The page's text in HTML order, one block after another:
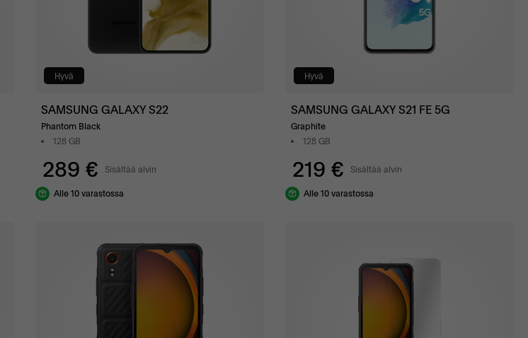
Hyvä
SAMSUNG GALAXY S22
Phantom Black
128 GB
289 € Sisältää alvin
Alle 10 varastossa
Hyvä
SAMSUNG GALAXY S21 FE 5G
Graphite
128 GB
219 € Sisältää alvin
Alle 10 varastossa